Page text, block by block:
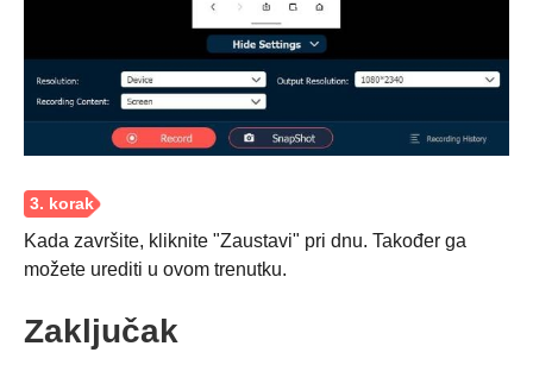
Kada završite, kliknite "Zaustavi" pri dnu. Također ga
možete urediti u ovom trenutku.
Zaključak